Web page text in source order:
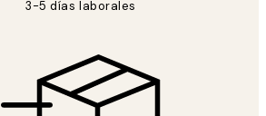
3-5 días laborales